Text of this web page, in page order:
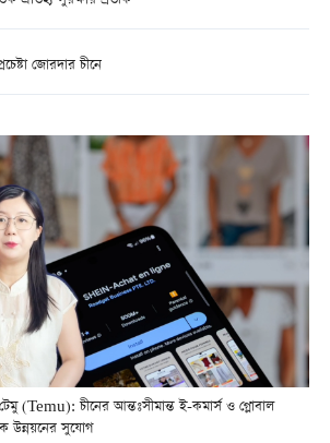
জোরদার চীনে
(Temu): চীনের আন্তঃসীমান্ত ই-কমার্স ও গ্লোবাল
উন্নয়নের সুযোগ